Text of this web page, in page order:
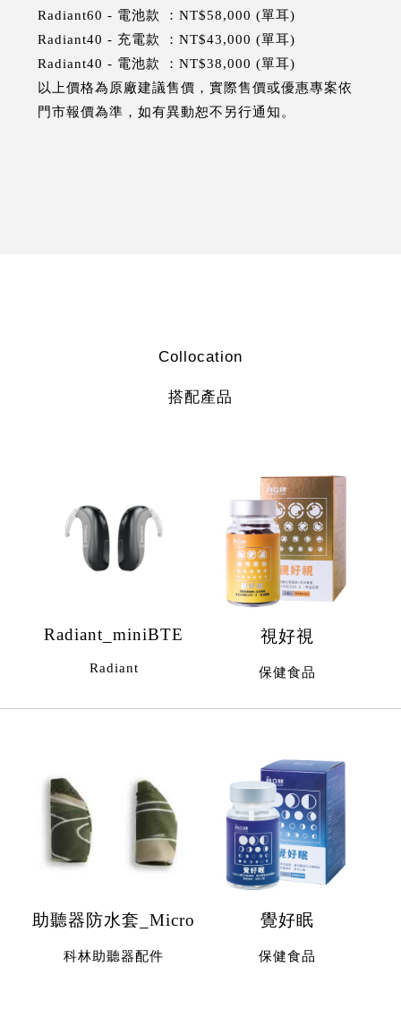
Radiant60 - 電池款 ：NT$58,000 (單耳)
Radiant40 - 充電款 ：NT$43,000 (單耳)
Radiant40 - 電池款 ：NT$38,000 (單耳)
以上價格為原廠建議售價，實際售價或優惠專案依
門市報價為準，如有異動恕不另行通知。
Collocation
搭配產品
Radiant_miniBTE
Radiant
視好視
保健食品
助聽器防水套_Micro
科林助聽器配件
覺好眠
保健食品